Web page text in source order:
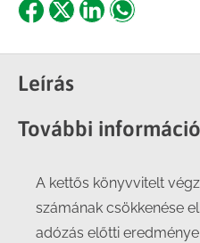
Share
Facebook
Share
X
ShareShare
Leírás
További
A kettős könyvvitelt
számának csökkenése
adózás előtti